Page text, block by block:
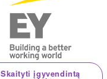
Skaityti įgyvendintą